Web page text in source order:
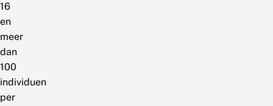
16
en
meer
dan
100
individuen
per